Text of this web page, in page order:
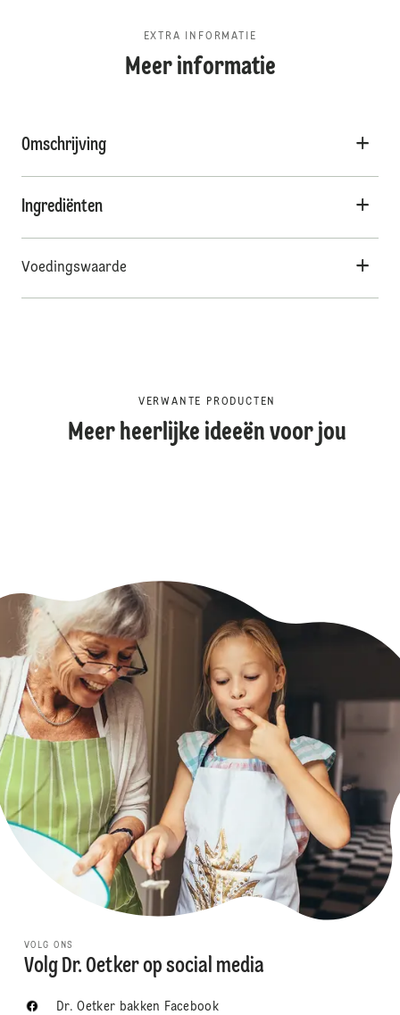
EXTRA INFORMATIE
Meer informatie
Omschrijving
Ingrediënten
Voedingswaarde
VERWANTE PRODUCTEN
Meer heerlijke ideeën voor jou
VOLG ONS
Volg Dr. Oetker op social media
Dr. Oetker bakken Facebook